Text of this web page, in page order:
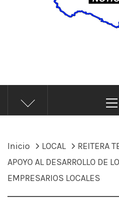
ÁNDALE
Inicio LOCAL
REITERA
APOYO AL DESARROLLO DE
EMPRESARIOS LOCALES